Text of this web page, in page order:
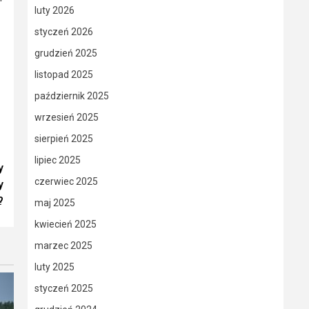
luty 2026
styczeń 2026
grudzień 2025
listopad 2025
październik 2025
wrzesień 2025
sierpień 2025
lipiec 2025
czerwiec 2025
maj 2025
kwiecień 2025
marzec 2025
luty 2025
styczeń 2025